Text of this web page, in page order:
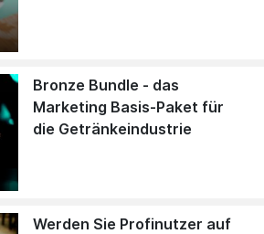
Bronze Bundle - das
Marketing Basis-Paket für
die Getränkeindustrie
Werden Sie Profinutzer auf